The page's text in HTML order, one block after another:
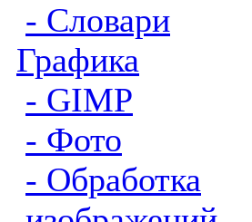
- Словари
Графика
- GIMP
- Фото
- Обработка